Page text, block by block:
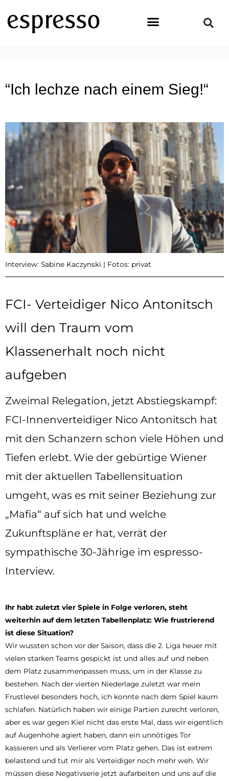
Inhalt
springen
“Ich lechze nach einem Sieg!“
Interview: Sabine Kaczynski | Fotos: privat
FCI- Verteidiger Nico Antonitsch
will den Traum vom
Klassenerhalt noch nicht
aufgeben
Zweimal Relegation, jetzt Abstiegskampf:
FCI-Innenverteidiger Nico Antonitsch hat
mit den Schanzern schon viele Höhen und
Tiefen erlebt. Wie der gebürtige Wiener
mit der aktuellen Tabellensituation
umgeht, was es mit seiner Beziehung zur
„Mafia“ auf sich hat und welche
Zukunftspläne er hat, verrät der
sympathische 30-Jährige im espresso-
Interview.
Ihr habt zuletzt vier Spiele in Folge verloren, steht
weiterhin auf dem letzten Tabellenplatz: Wie frustrierend
ist diese Situation?
Wir wussten schon vor der Saison, dass die 2. Liga heuer mit
vielen starken Teams gespickt ist und alles auf und neben
dem Platz zusammenpassen muss, um in der Klasse zu
bestehen. Nach der vierten Niederlage zuletzt war mein
Frustlevel besonders hoch, ich konnte nach dem Spiel kaum
schlafen. Natürlich haben wir einige Partien zurecht verloren,
aber es war gegen Kiel nicht das erste Mal, dass wir eigentlich
auf Augenhöhe agiert haben, dann ein unnötiges Tor
kassieren und als Verlierer vom Platz gehen. Das ist extrem
belastend und tut mir als Verteidiger noch mehr weh. Wir
müssen diese Negativserie jetzt aufarbeiten und uns auf die